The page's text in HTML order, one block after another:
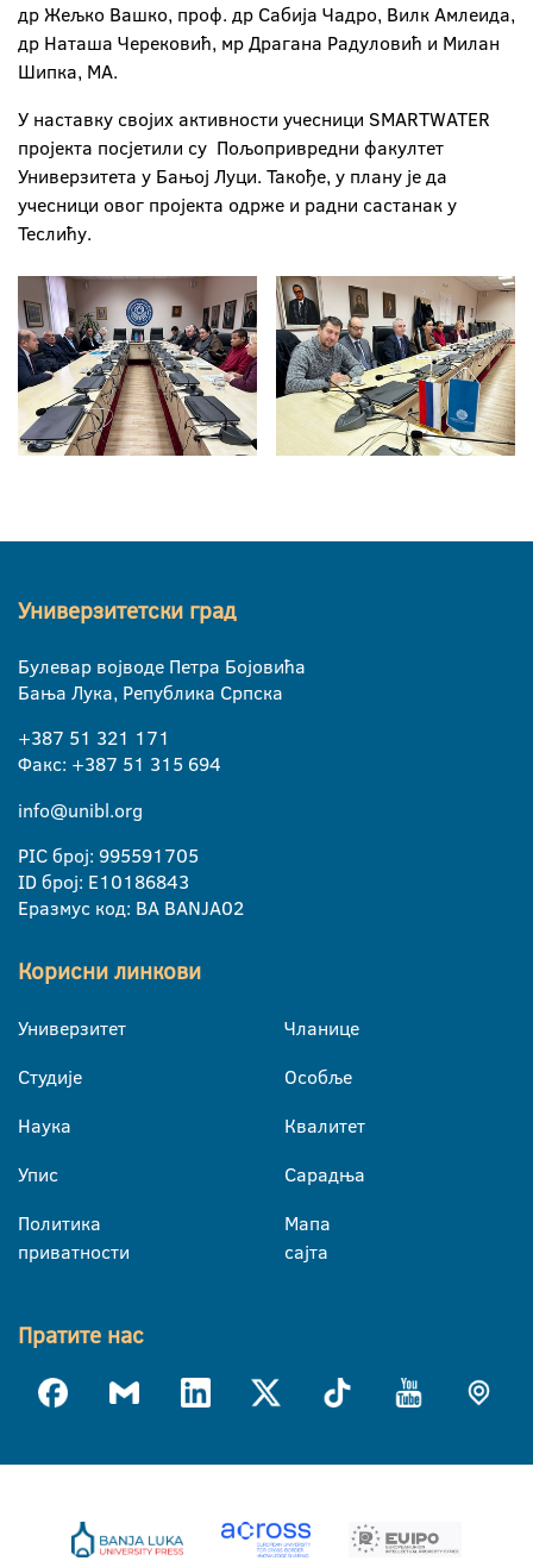
др Жељко Вашко, проф. др Сабија Чадро, Вилк Амлеида,
др Наташа Черековић, мр Драгана Радуловић и Милан
Шипка, МА.
У наставку својих активности учесници SMARTWATER
пројекта посјетили су Пољопривредни факултет
Универзитета у Бањој Луци. Такође, у плану је да
учесници овог пројекта одрже и радни састанак у
Теслићу.
Универзитетски град
Булевар војводе Петра Бојовића
Бања Лука, Република Српска
+387 51 321 171
Факс: +387 51 315 694
info@unibl.org
PIC број: 995591705
ID број: E10186843
Еразмус код: BA BANJA02
Корисни линкови
Универзитет
Студије
Наука
Упис
Политика
приватности
Чланице
Особље
Квалитет
Сарадња
Мапа
сајта
Пратите нас